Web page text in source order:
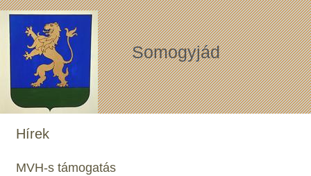
Somogyjád
Hírek
MVH-s támogatás